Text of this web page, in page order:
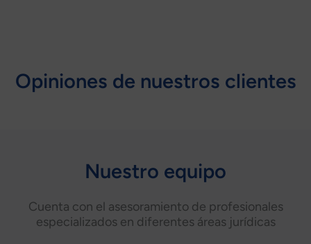
Opiniones de nuestros clientes
Nuestro equipo
Cuenta con el asesoramiento de profesionales
especializados en diferentes áreas jurídicas